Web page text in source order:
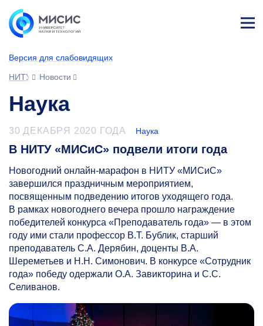
Версия для слабовидящих
НИТУ МИСИС
Новости
Наука
30 ДЕКАБРЯ 2020 ГОДА Наука
В НИТУ «МИСиС» подвели итоги года
Новогодний онлайн-марафон в НИТУ «МИСиС»
завершился праздничным мероприятием,
посвященным подведению итогов уходящего года.
В рамках новогоднего вечера прошло награждение
победителей конкурса «Преподаватель года» — в этом
году ими стали профессор В.Т. Бублик, старший
преподаватель С.А. Дерябин, доценты В.А.
Шереметьев и Н.Н. Симонович. В конкурсе «Сотрудник
года» победу одержали О.А. Завикторина и С.С.
Селиванов.